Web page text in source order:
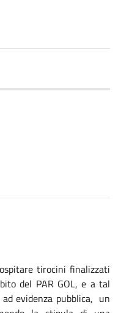
tirocini finalizzati
del PAR GOL, e a tal
evidenza pubblica, un